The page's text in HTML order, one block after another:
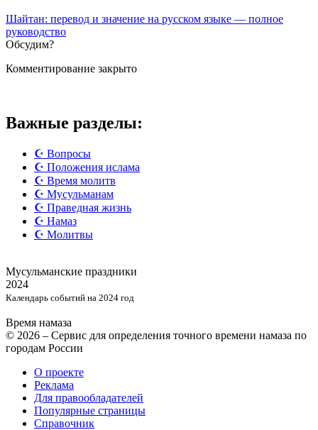
Шайтан: перевод и значение на русском языке — полное
руководство
Обсудим?
Комментирование закрыто
Важные разделы:
☪️ Вопросы
☪️ Положения ислама
☪️ Время молитв
☪️ Мусульманам
☪️ Праведная жизнь
☪️ Намаз
☪️ Молитвы
Мусульманские праздники
2024
Календарь событий на 2024 год
Время намаза
© 2026 – Сервис для определения точного времени намаза по
городам России
О проекте
Реклама
Для правообладателей
Популярные страницы
Справочник